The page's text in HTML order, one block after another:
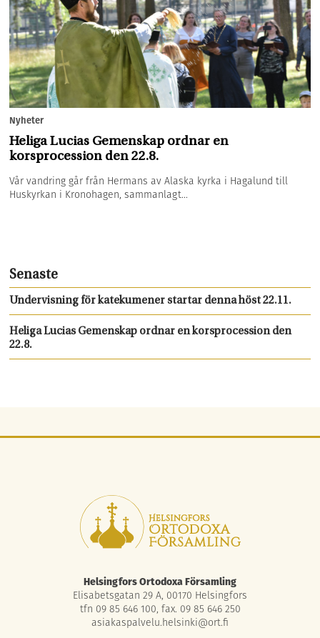
Nyheter
Heliga Lucias Gemenskap ordnar en
korsprocession den 22.8.
Vår vandring går från Hermans av Alaska kyrka i Hagalund till
Huskyrkan i Kronohagen, sammanlagt...
Senaste
Undervisning för katekumener startar denna höst 22.11.
Heliga Lucias Gemenskap ordnar en korsprocession den
22.8.
Helsingfors Ortodoxa Församling
Elisabetsgatan 29 A, 00170 Helsingfors
tfn 09 85 646 100, fax. 09 85 646 250
asiakaspalvelu.helsinki@ort.fi